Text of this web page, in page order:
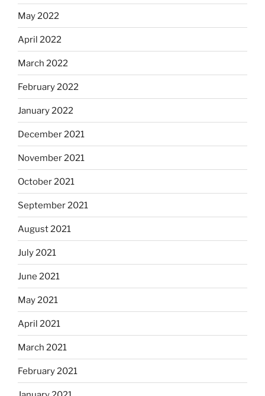
May 2022
April 2022
March 2022
February 2022
January 2022
December 2021
November 2021
October 2021
September 2021
August 2021
July 2021
June 2021
May 2021
April 2021
March 2021
February 2021